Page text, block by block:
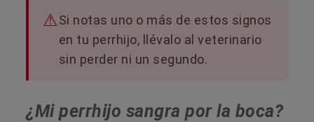
Si notas uno o más de estos signos
en tu perrhijo, llévalo al veterinario
sin perder ni un segundo.
¿Mi perrhijo sangra por la boca?